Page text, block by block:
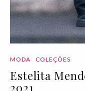
MODA COLEÇÕES
Estelita
2021